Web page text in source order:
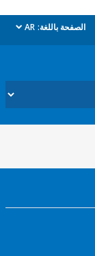
باللغة: AR
dropdown